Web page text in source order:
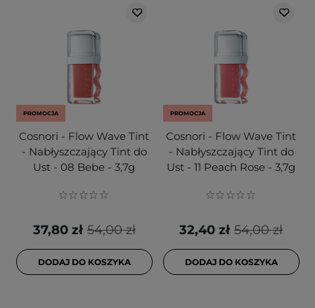
PROMOCJA
Cosnori - Flow Wave Tint
- Nabłyszczający Tint do
Ust - 08 Bebe - 3,7g
54,00 zł
37,80 zł
DODAJ DO KOSZYKA
PROMOCJA
Cosnori - Flow Wave Tint
- Nabłyszczający Tint do
Ust - 11 Peach Rose - 3,7g
54,00 zł
32,40 zł
DODAJ DO KOSZYKA